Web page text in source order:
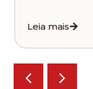
Leia mais